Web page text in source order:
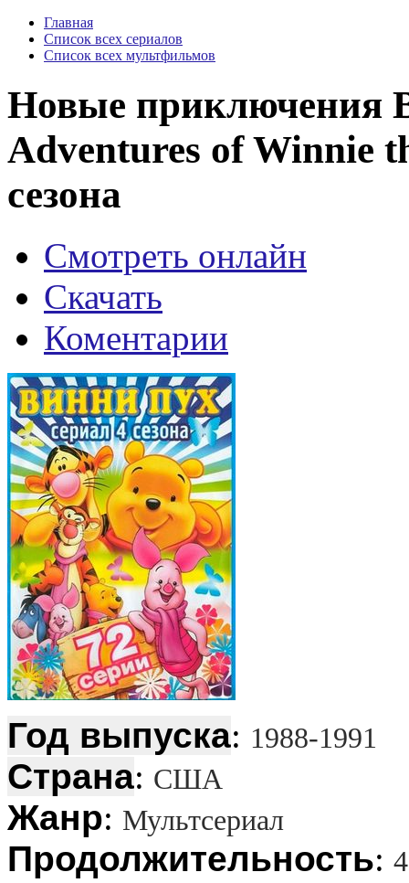
Главная
Список всех сериалов
Список всех мультфильмов
Новые приключения
Adventures of Winnie
сезона
Смотреть онлайн
Скачать
Коментарии
Год выпуска: 1988-1991
Страна: США
Жанр: Мультсериал
Продолжительность: